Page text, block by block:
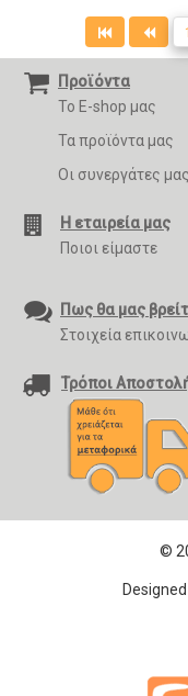
1
Προϊόντα
Το E-shop μας
Τα προϊόντα μας
Οι συνεργάτες μας
Η εταιρεία μας
Ποιοι είμαστε
Πως θα μας
Στοιχεία
Τρόποι
©